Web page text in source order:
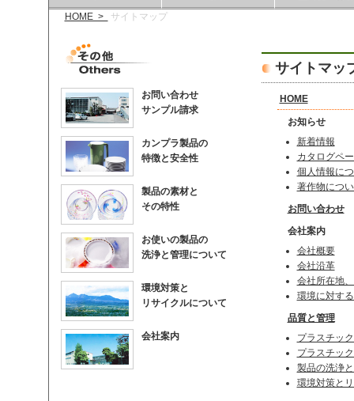
HOME >
サイトマップ
お問い合わせ
サンプル請求
カンプラ製品の
特徴と安全性
製品の素材と
その特性
お使いの製品の
洗浄と管理について
環境対策と
リサイクルについて
会社案内
サイトマッ
HOME
お知らせ
新着情報
カタログペ
個人情報に
著作物につ
お問い合わせ
会社案内
会社概要
会社沿革
会社所在地
環境に対す
品質と管理
プラスチッ
プラスチッ
製品の洗浄
環境対策と